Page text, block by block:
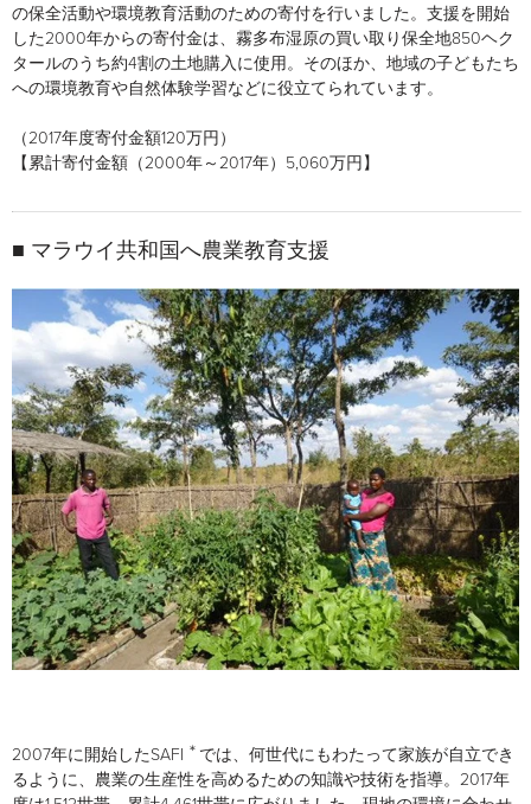
の保全活動や環境教育活動のための寄付を行いました。支援を開始
した2000年からの寄付金は、霧多布湿原の買い取り保全地850ヘク
タールのうち約4割の土地購入に使用。そのほか、地域の子どもたち
への環境教育や自然体験学習などに役立てられています。
（2017年度寄付金額120万円）
【累計寄付金額（2000年～2017年）5,060万円】
■ マラウイ共和国へ農業教育支援
2007年に開始したSAFI ＊ では、何世代にもわたって家族が自立でき
るように、農業の生産性を高めるための知識や技術を指導。2017年